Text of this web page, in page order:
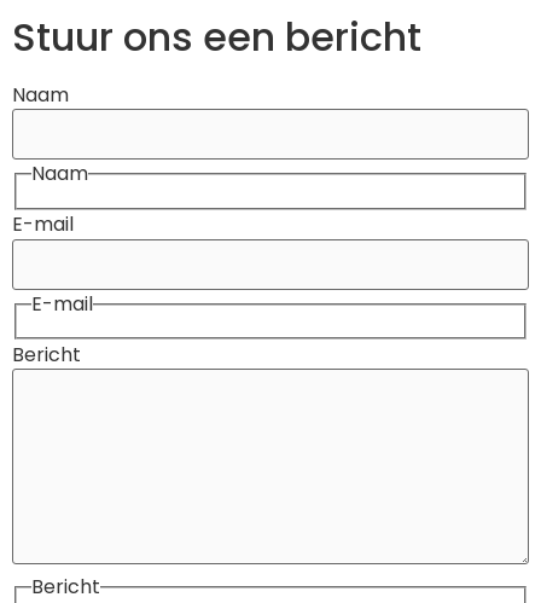
Stuur ons een bericht
Naam
Naam
E-mail
E-mail
Bericht
Bericht